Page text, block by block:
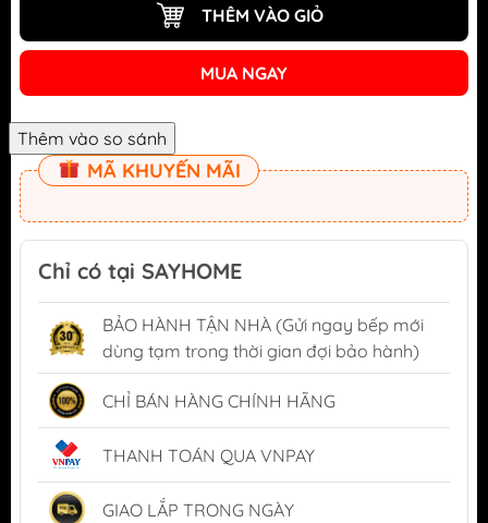
THÊM VÀO GIỎ
MUA NGAY
MÃ KHUYẾN MÃI
Chỉ có tại SAYHOME
BẢO HÀNH TẬN NHÀ (Gửi ngay bếp mới
dùng tạm trong thời gian đợi bảo hành)
CHỈ BÁN HÀNG CHÍNH HÃNG
THANH TOÁN QUA VNPAY
GIAO LẮP TRONG NGÀY